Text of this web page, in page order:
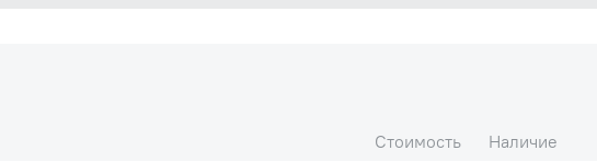
Стоимость Наличие